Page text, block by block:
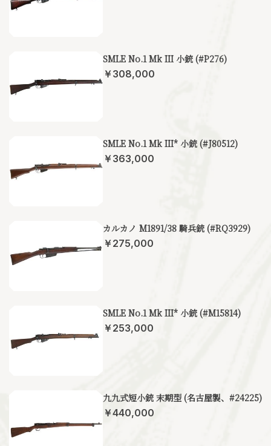
SMLE No.1 Mk III 小銃 (#P276)
￥308,000
SMLE No.1 Mk III* 小銃 (#J80512)
￥363,000
カルカノ M1891/38 騎兵銃 (#RQ3929)
￥275,000
SMLE No.1 Mk III* 小銃 (#M15814)
￥253,000
九九式短小銃 末期型 (名古屋製、#24225)
￥440,000